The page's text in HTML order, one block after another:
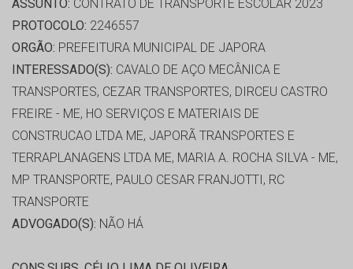
ASSUNTO: CONTRATO DE TRANSPORTE ESCOLAR 2023
PROTOCOLO: 2246557
ORGÃO: PREFEITURA MUNICIPAL DE JAPORA
INTERESSADO(S): CAVALO DE AÇO MECÂNICA E
TRANSPORTES, CEZAR TRANSPORTES, DIRCEU CASTRO
FREIRE - ME, HO SERVIÇOS E MATERIAIS DE
CONSTRUCAO LTDA ME, JAPORÃ TRANSPORTES E
TERRAPLANAGENS LTDA ME, MARIA A. ROCHA SILVA - ME,
MP TRANSPORTE, PAULO CESAR FRANJOTTI, RC
TRANSPORTE
ADVOGADO(S): NÃO HÁ